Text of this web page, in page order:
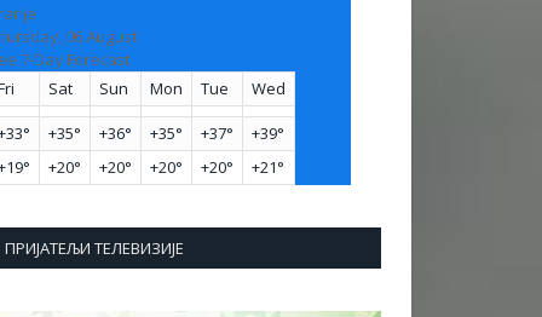
06 August
7-Day Forecast
Sat Sun Mon Tue Wed
33° +35° +36° +35° +37° +39°
19° +20° +20° +20° +20° +21°
ПРИЈАТЕЉИ ТЕЛЕВИЗИЈЕ